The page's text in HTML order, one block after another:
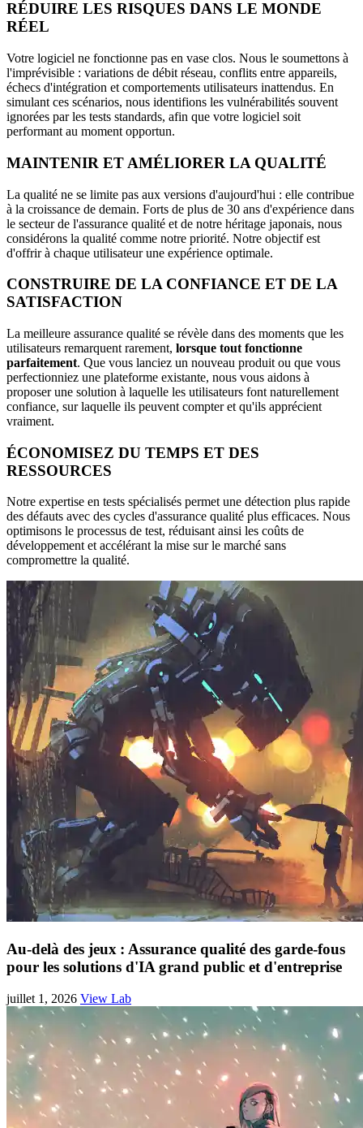
RÉDUIRE LES RISQUES DANS LE MONDE
RÉEL
Votre logiciel ne fonctionne pas en vase clos. Nous le soumettons à
l'imprévisible : variations de débit réseau, conflits entre appareils,
échecs d'intégration et comportements utilisateurs inattendus. En
simulant ces scénarios, nous identifions les vulnérabilités souvent
ignorées par les tests standards, afin que votre logiciel soit
performant au moment opportun.
MAINTENIR ET AMÉLIORER LA QUALITÉ
La qualité ne se limite pas aux versions d'aujourd'hui : elle contribue
à la croissance de demain. Forts de plus de 30 ans d'expérience dans
le secteur de l'assurance qualité et de notre héritage japonais, nous
considérons la qualité comme notre priorité. Notre objectif est
d'offrir à chaque utilisateur une expérience optimale.
CONSTRUIRE DE LA CONFIANCE ET DE LA
SATISFACTION
La meilleure assurance qualité se révèle dans des moments que les
utilisateurs remarquent rarement, lorsque tout fonctionne
parfaitement. Que vous lanciez un nouveau produit ou que vous
perfectionniez une plateforme existante, nous vous aidons à
proposer une solution à laquelle les utilisateurs font naturellement
confiance, sur laquelle ils peuvent compter et qu'ils apprécient
vraiment.
ÉCONOMISEZ DU TEMPS ET DES
RESSOURCES
Notre expertise en tests spécialisés permet une détection plus rapide
des défauts avec des cycles d'assurance qualité plus efficaces. Nous
optimisons le processus de test, réduisant ainsi les coûts de
développement et accélérant la mise sur le marché sans
compromettre la qualité.
Au-delà des jeux : Assurance qualité des garde-fous
pour les solutions d'IA grand public et d'entreprise
juillet 1, 2026 View Lab